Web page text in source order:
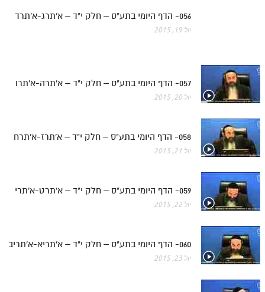
056- הדף היומי בתע"ס – חלק י"ד – א'תרג-א'תרד
יול 19, 2015
057- הדף היומי בתע"ס – חלק י"ד – א'תרה-א'תרו
יול 20, 2015
058- הדף היומי בתע"ס – חלק י"ד – א'תרז-א'תרח
יול 21, 2015
059- הדף היומי בתע"ס – חלק י"ד – א'תרט-א'תרי
יול 22, 2015
060- הדף היומי בתע"ס – חלק י"ד – א'תריא-א'תריב
יול 23, 2015